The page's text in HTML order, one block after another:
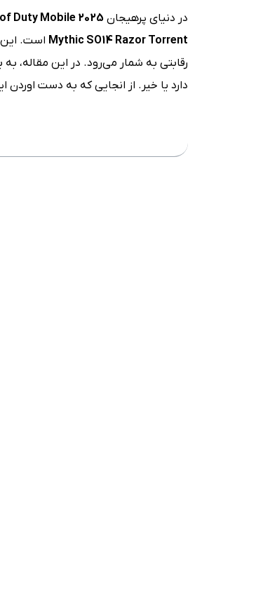
در دنیای پرهیجانDuty Mobile 2025
Mythic SO14 Razor Torrent است. این
رقابتی به شمار می‌رود. در این مقاله،
دارد یا خیر. از انجایی که به دست اوردن